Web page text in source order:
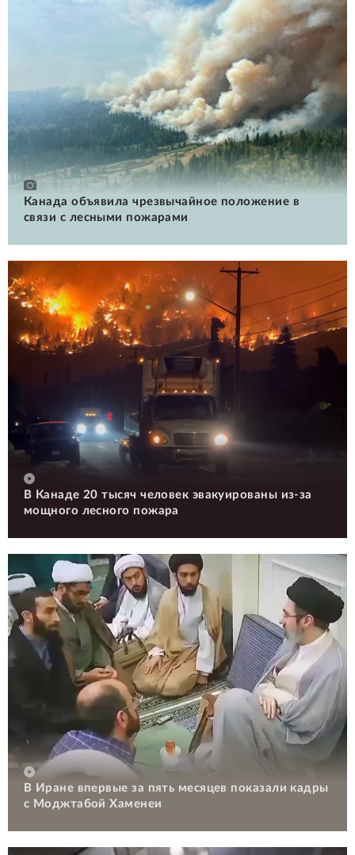
Канада объявила чрезвычайное положение в
связи с лесными пожарами
В Канаде 20 тысяч человек эвакуированы из-за
мощного лесного пожара
В Иране впервые за пять месяцев показали кадры
с Моджтабой Хаменеи